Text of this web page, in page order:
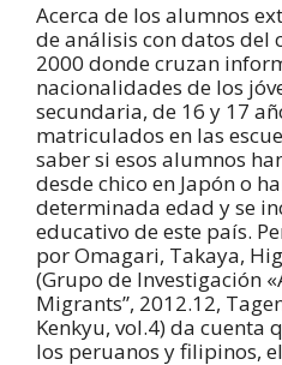
Acerca de los alumnos
de análisis con datos del
2000 donde cruzan
nacionalidades de los
secundaria, de 16 y 17
matriculados en las
saber si esos alumnos
desde chico en Japón o
determinada edad y se
educativo de este país.
por Omagari, Takaya,
(Grupo de Investigación
Migrants”, 2012.12,
Kenkyu, vol.4) da cuenta
los peruanos y filipinos,